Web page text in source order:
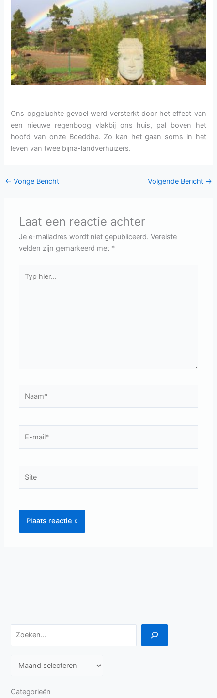
Ons opgeluchte gevoel werd versterkt door het effect van
een nieuwe regenboog vlakbij ons huis, pal boven het
hoofd van onze Boeddha. Zo kan het gaan soms in het
leven van twee bijna-landverhuizers.
← Vorige Bericht Volgende Bericht →
Laat een reactie achter
Je e-mailadres wordt niet gepubliceerd. Vereiste
velden zijn gemarkeerd met *
hier...
mail*
Zoeken
c
Categorieën